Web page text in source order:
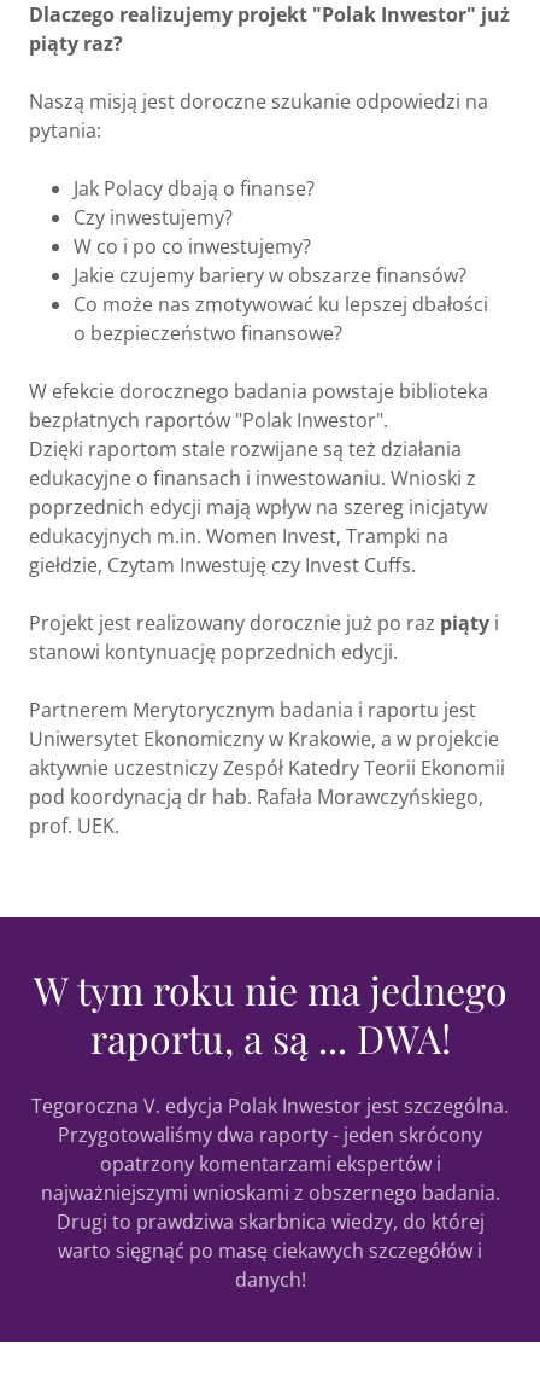
Dlaczego realizujemy projekt "Polak Inwestor" już
piąty raz?
Naszą misją jest doroczne szukanie odpowiedzi na
pytania:
Jak Polacy dbają o finanse?
Czy inwestujemy?
W co i po co inwestujemy?
Jakie czujemy bariery w obszarze finansów?
Co może nas zmotywować ku lepszej dbałości
o bezpieczeństwo finansowe?
W efekcie dorocznego badania powstaje biblioteka
bezpłatnych raportów "Polak Inwestor".
Dzięki raportom stale rozwijane są też działania
edukacyjne o finansach i inwestowaniu. Wnioski z
poprzednich edycji mają wpływ na szereg inicjatyw
edukacyjnych m.in. Women Invest, Trampki na
giełdzie, Czytam Inwestuję czy Invest Cuffs.
Projekt jest realizowany dorocznie już po raz piąty i
stanowi kontynuację poprzednich edycji.
Partnerem Merytorycznym badania i raportu jest
Uniwersytet Ekonomiczny w Krakowie, a w projekcie
aktywnie uczestniczy Zespół Katedry Teorii Ekonomii
pod koordynacją dr hab. Rafała Morawczyńskiego,
prof. UEK.
W tym roku nie ma jednego
raportu, a są ... DWA!
Tegoroczna V. edycja Polak Inwestor jest szczególna.
Przygotowaliśmy dwa raporty - jeden skrócony
opatrzony komentarzami ekspertów i
najważniejszymi wnioskami z obszernego badania.
Drugi to prawdziwa skarbnica wiedzy, do której
warto sięgnąć po masę ciekawych szczegółów i
danych!